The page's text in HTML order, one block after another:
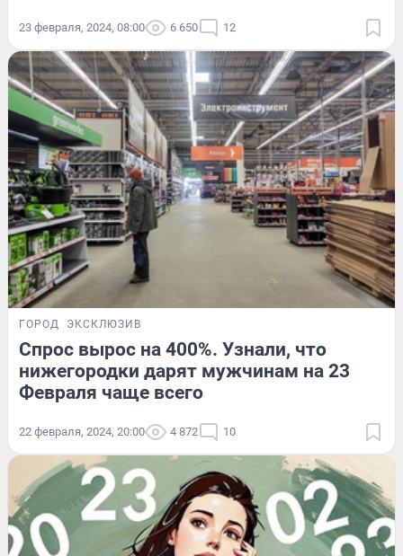
23 февраля, 2024, 08:00 6 650 12
ГОРОД ЭКСКЛЮЗИВ
Спрос вырос на 400%. Узнали, что
нижегородки дарят мужчинам на 23
Февраля чаще всего
22 февраля, 2024, 20:00 4 872 10